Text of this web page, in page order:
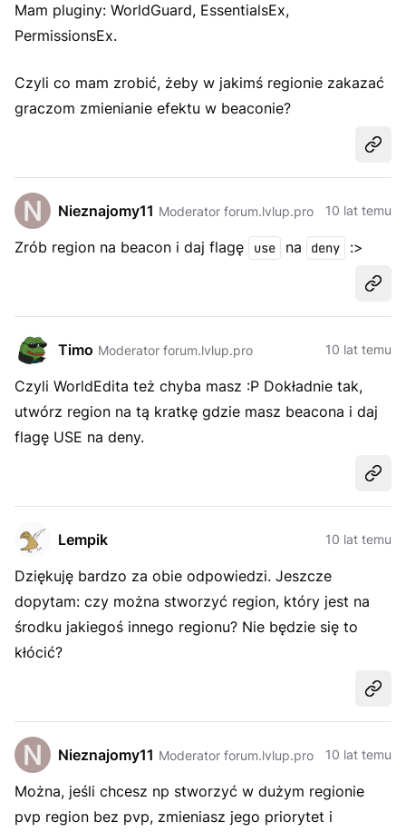
Mam pluginy: WorldGuard, EssentialsEx,
PermissionsEx.
Czyli co mam zrobić, żeby w jakimś regionie zakazać
graczom zmienianie efektu w beaconie?
Nieznajomy11 Moderator forum.lvlup.pro 10 lat temu
Zrób region na beacon i daj flagę use na deny :>
Timo Moderator forum.lvlup.pro 10 lat temu
Czyli WorldEdita też chyba masz :P Dokładnie tak,
utwórz region na tą kratkę gdzie masz beacona i daj
flagę USE na deny.
Lempik 10 lat temu
Dziękuję bardzo za obie odpowiedzi. Jeszcze
dopytam: czy można stworzyć region, który jest na
środku jakiegoś innego regionu? Nie będzie się to
kłócić?
Nieznajomy11 Moderator forum.lvlup.pro 10 lat temu
Można, jeśli chcesz np stworzyć w dużym regionie
pvp region bez pvp, zmieniasz jego priorytet i